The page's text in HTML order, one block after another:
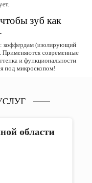
зуб как
коффердам (изолирующий
Применяются современные
и функциональности
под микроскопом!
области